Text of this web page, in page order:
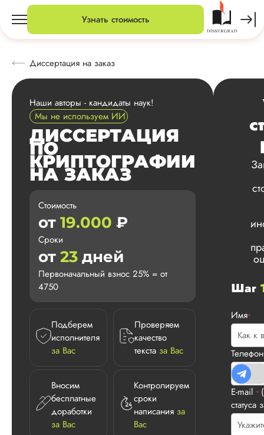
Узнать стоимость
Диссертация на заказ
Наши авторы - кандидаты наук!
Мы не используем ИИ
ДИССЕРТАЦИЯ
ПО
КРИПТОГРАФИИ
НА ЗАКАЗ
Стоимость
от 19.000 ₽
Сроки
от 23 дней
Первоначальный взнос 25% = от
4750
Подберем
исполнителя
за Вас
Проверяем
качество
текста за Вас
Вносим
бесплатные
доработки
за Вас
Контролируем
сроки
написания за
Вас
Шаг
Имя*
E-mail *
статуса